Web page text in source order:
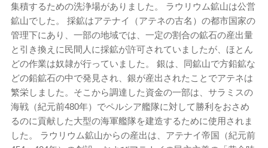
集積するための洗浄場がありました。 ラウリウム鉱山は公営
鉱山でした。 採鉱はアテナイ（アテネの古名）の都市国家の
管理下にあり、一部の地域では、一定の割合の鉱石の産出量
と引き換えに民間人に採鉱が許可されていましたが、ほとん
どの作業は奴隷が行っていました。 銀は、同鉱山で方鉛鉱な
どの鉛鉱石の中で発見され、銀が産出されたことでアテネは
繁栄しました。そこから調達した資金の一部は、サラミスの
海戦（紀元前480年）でペルシア艦隊に対して勝利をおさめ
るのに貢献した大型の海軍艦隊を建造するために使用されま
した。 ラウリウム鉱山からの産出は、アテナイ帝国（紀元前